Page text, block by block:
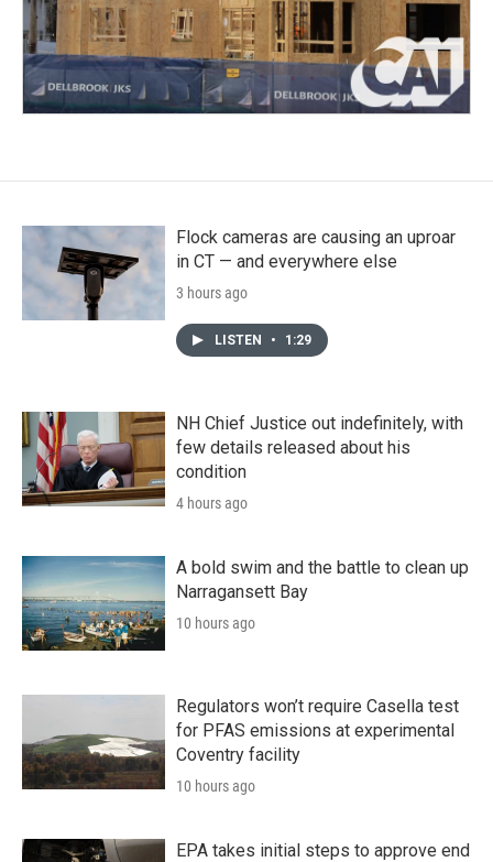
Flock cameras are causing an uproar
in CT — and everywhere else
3 hours ago
LISTEN • 1:29
NH Chief Justice out indefinitely, with
few details released about his
condition
4 hours ago
A bold swim and the battle to clean up
Narragansett Bay
10 hours ago
Regulators won’t require Casella test
for PFAS emissions at experimental
Coventry facility
10 hours ago
EPA takes initial steps to approve end